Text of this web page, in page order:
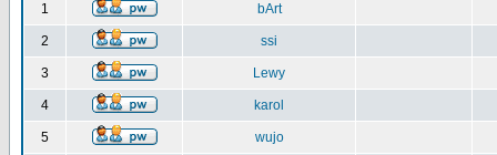
1 bArt
2 ssi
3 Lewy
4 karol
5 wujo